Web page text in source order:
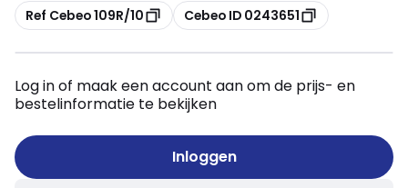
Kopiëren
Ref Cebeo 109R/10 Kopiëren
Cebeo ID 0243651
Log in of maak een account aan om de prijs- en
bestelinformatie te bekijken
Inloggen